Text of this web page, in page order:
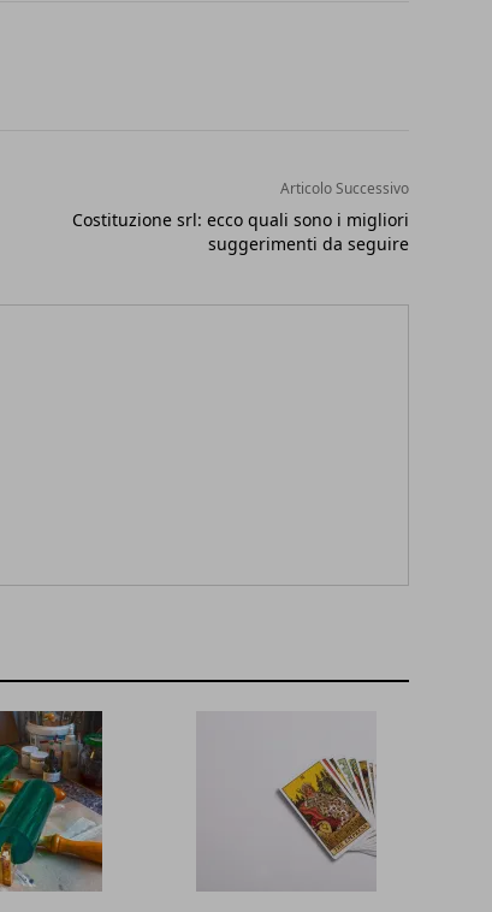
Articolo Successivo
Costituzione srl: ecco quali sono i migliori
suggerimenti da seguire